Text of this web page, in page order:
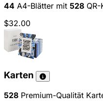
44 A4-Blätter mit 528
$32.00
Karten
528 Premium-Qualität